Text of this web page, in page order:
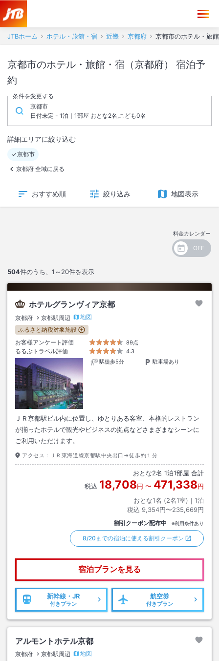
JTBホーム ホテル・旅館・宿 近畿 京都府 京都市のホテル・旅
京都市のホテル・旅館・宿（京都府） 宿泊予
約
条件を変更する
京都市
日付未定 - 1泊｜1部屋 おとな2名,こども0名
詳細エリアに絞り込む
京都市
京都府 全域に戻る
おすすめ順 絞り込み 地図表示
料金カレンダー
504件のうち、 1～20件を表示
ホテルグランヴィア京都
京都府 京都駅周辺
地図
ふるさと納税対象施設
お客様アンケート評価
89点
るるぶトラベル評価
4.3
駅徒歩5分
駐車場あり
ＪＲ京都駅ビル内に位置し、ゆとりある客室、本格的レストラン
が揃ったホテルで観光やビジネスの拠点などさまざまなシーンに
ご利用いただけます。
アクセス： ＪＲ東海道線京都駅中央出口→徒歩約１分
おとな2名 1泊1部屋 合計
税込 18,708円 〜 471,338円
おとな1名 (2名1室)｜ 1泊
税込 9,354円〜235,669円
割引クーポン配布中 ※利用条件あり
8/20までの宿泊に使える割引クーポン
宿泊プランを見る
新幹線・JR
付きプラン
航空券
付きプラン
アルモントホテル京都
京都府 京都駅周辺
地図